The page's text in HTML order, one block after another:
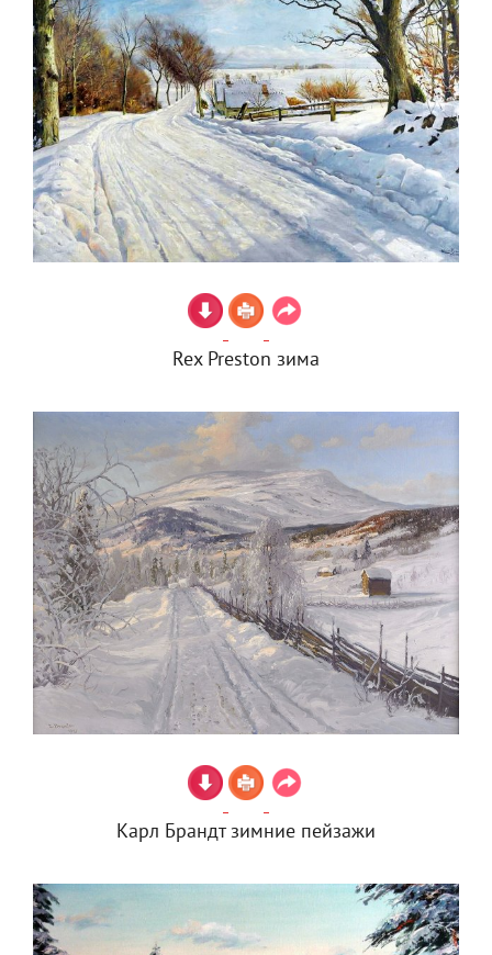
Rex Preston зима
Карл Брандт зимние пейзажи